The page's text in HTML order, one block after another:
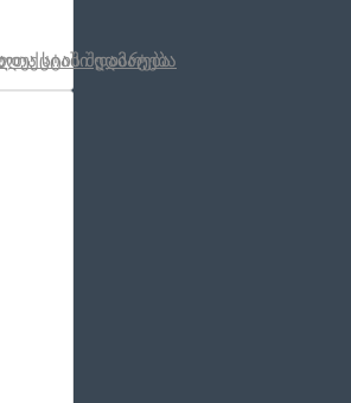
სიაში დამატება
შედარება